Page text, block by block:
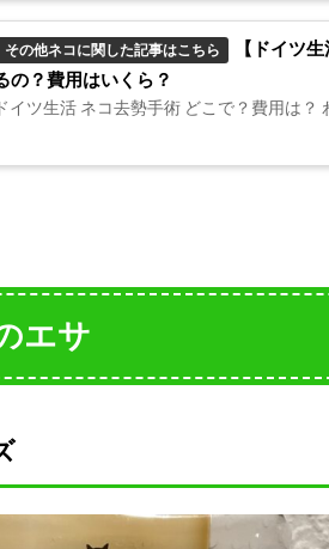
その他ネコに関した記事はこちら
【ドイツ
の？費用はいくら？
ドイツ生活 ネコ去勢手術 どこで？費用は？
エサ